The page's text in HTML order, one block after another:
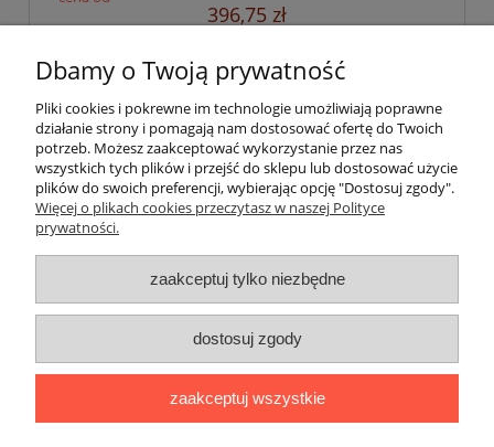
396,75 zł
Informacje branżowe
Bezpieczeństwo
Zakupy
Dbamy o Twoją prywatność
Pliki cookies i pokrewne im technologie umożliwiają poprawne
działanie strony i pomagają nam dostosować ofertę do Twoich
potrzeb. Możesz zaakceptować wykorzystanie przez nas
wszystkich tych plików i przejść do sklepu lub dostosować użycie
plików do swoich preferencji, wybierając opcję "Dostosuj zgody".
Więcej o plikach cookies przeczytasz w naszej Polityce
prywatności.
zaakceptuj tylko niezbędne
dostosuj zgody
zaakceptuj wszystkie